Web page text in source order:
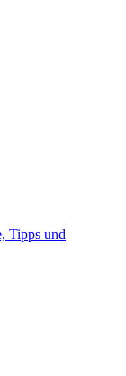
Tipps und